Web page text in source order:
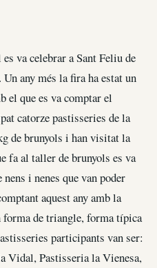
va celebrar a Sant Feliu de
any més la fira ha estat un
el que es va comptar el
catorze pastisseries de la
de brunyols i han visitat la
fa al taller de brunyols es va
i nenes que van poder
aquest any amb la
forma de triangle, forma típica
participants van ser:
Vidal, Pastisseria la Vienesa,